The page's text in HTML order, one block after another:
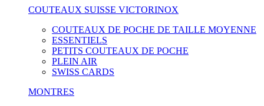
COUTEAUX SUISSE VICTORINOX
COUTEAUX DE POCHE DE TAILLE MOYENNE
ESSENTIELS
PETITS COUTEAUX DE POCHE
PLEIN AIR
SWISS CARDS
MONTRES